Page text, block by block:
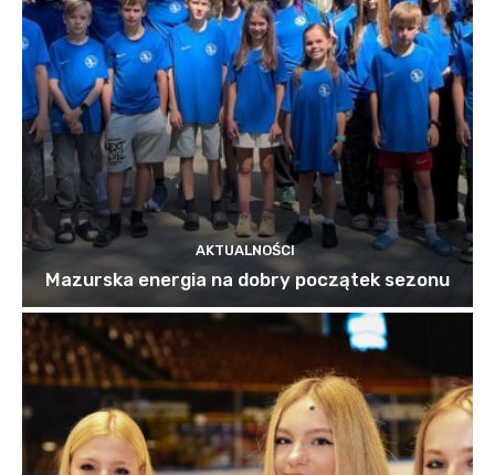
AKTUALNOŚCI
Mazurska energia na dobry początek sezonu